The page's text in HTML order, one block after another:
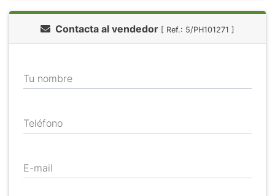
Contacta al vendedor [ Ref.: 5/PH101271 ]
Tu nombre
Teléfono
E-mail